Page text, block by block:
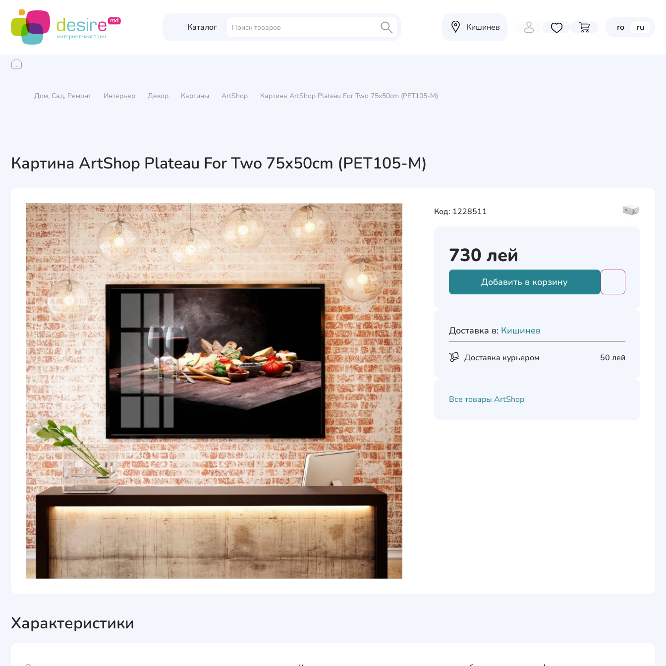
Каталог Кишинев Избранные товары
Перейти в корзину
ro ru
Дом, Сад, Ремонт Интерьер Декор Картины ArtShop Картина ArtShop Plateau For Two 75x50cm (PET105-M)
Картина ArtShop Plateau For Two 75x50cm (PET105-M)
Код: 1228511
730 лей
Добавить в корзину
Доставка в: Кишинев
Доставка курьером 50 лей
Все товары ArtShop
Характеристики